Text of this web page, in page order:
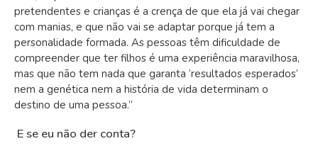
pretendentes e crianças é a crença de que ela já vai chegar
com manias, e que não vai se adaptar porque já tem a
personalidade formada. As pessoas têm dificuldade de
compreender que ter filhos é uma experiência maravilhosa,
mas que não tem nada que garanta ‘resultados esperados’
nem a genética nem a história de vida determinam o
destino de uma pessoa.”
E se eu não der conta?